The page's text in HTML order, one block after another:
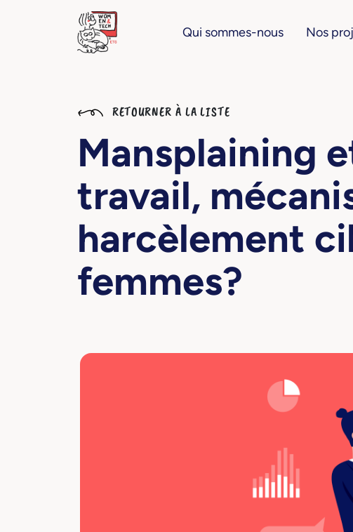
Qui sommes-nous Nos
RETOURNER À LA LISTE
Mansplaining
travail,
harcèlement
femmes?